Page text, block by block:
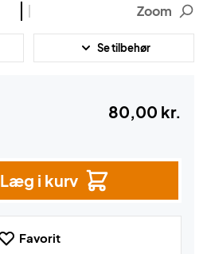
Zoom
Se tilbehør
80,00 kr.
Læg i kurv
Favorit